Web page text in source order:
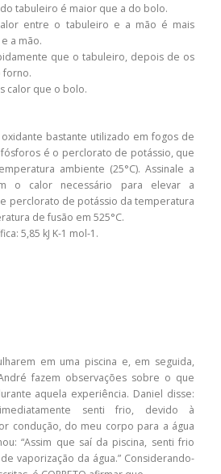
tabuleiro é maior que a do bolo.
entre o tabuleiro e a mão é mais
a mão.
que o tabuleiro, depois de os
forno.
calor que o bolo.
oxidante bastante utilizado em fogos de
é o perclorato de potássio, que
ambiente (25°C). Assinale a
o calor necessário para elevar a
perclorato de potássio da temperatura
de fusão em 525°C.
5,85 kJ K-1 mol-1.
em uma piscina e, em seguida,
fazem observações sobre o que
aquela experiência. Daniel disse:
senti frio, devido à
condução, do meu corpo para a água
“Assim que saí da piscina, senti frio
vaporização da água.” Considerando-